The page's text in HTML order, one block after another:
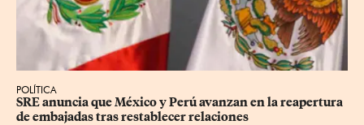
POLÍTICA
SRE anuncia que México y Perú avanzan en la reapertura
de embajadas tras restablecer relaciones